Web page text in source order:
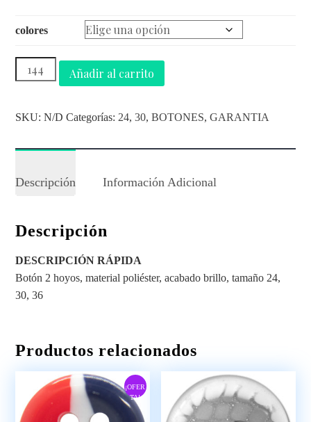
colores
Añadir al carrito
SKU:N/D Categorías: 24,30,BOTONES,GARANTIA
Descripción Información Adicional
Descripción
DESCRIPCIÓN RÁPIDA
Botón 2 hoyos, material poliéster, acabado brillo, tamaño 24,
30, 36
Productos relacionados
¡OFER
TA!